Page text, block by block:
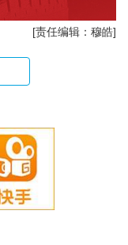
[责任编辑：穆皓]